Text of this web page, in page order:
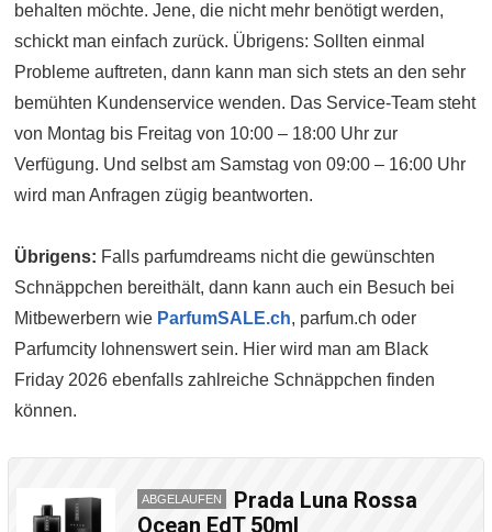
behalten möchte. Jene, die nicht mehr benötigt werden,
schickt man einfach zurück. Übrigens: Sollten einmal
Probleme auftreten, dann kann man sich stets an den sehr
bemühten Kundenservice wenden. Das Service-Team steht
von Montag bis Freitag von 10:00 – 18:00 Uhr zur
Verfügung. Und selbst am Samstag von 09:00 – 16:00 Uhr
wird man Anfragen zügig beantworten.
Übrigens: Falls parfumdreams nicht die gewünschten
Schnäppchen bereithält, dann kann auch ein Besuch bei
Mitbewerbern wie ParfumSALE.ch, parfum.ch oder
Parfumcity lohnenswert sein. Hier wird man am Black
Friday 2026 ebenfalls zahlreiche Schnäppchen finden
können.
ABGELAUFEN
Prada Luna Rossa
Ocean EdT 50ml